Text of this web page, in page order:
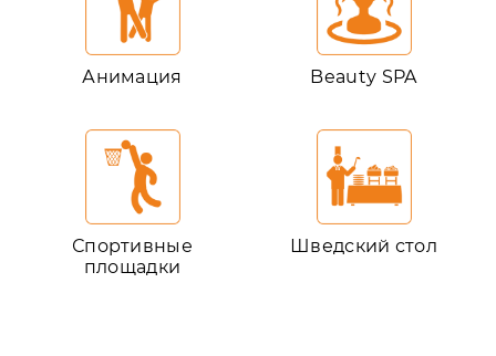
Анимация Beauty SPA
Спортивные
площадки
Шведский стол